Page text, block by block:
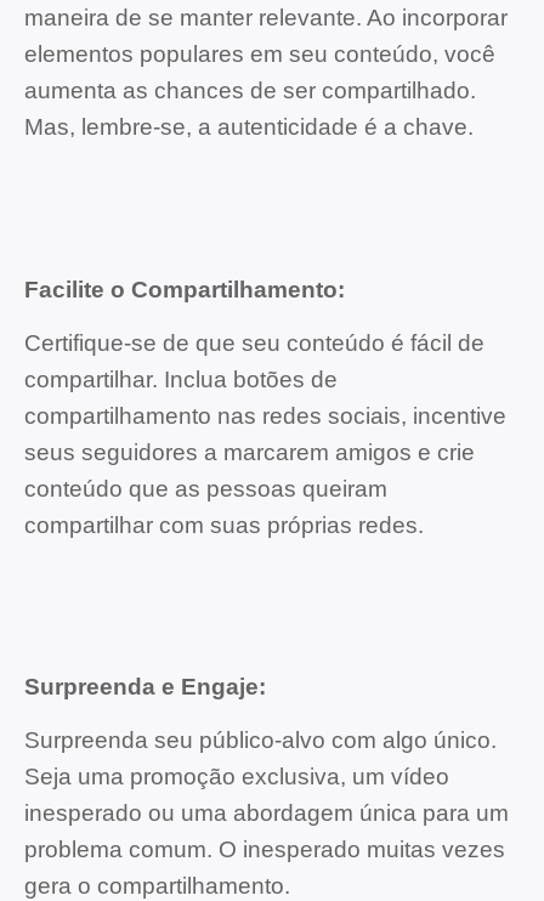
maneira de se manter relevante. Ao incorporar
elementos populares em seu conteúdo, você
aumenta as chances de ser compartilhado.
Mas, lembre-se, a autenticidade é a chave.
Facilite o Compartilhamento:
Certifique-se de que seu conteúdo é fácil de
compartilhar. Inclua botões de
compartilhamento nas redes sociais, incentive
seus seguidores a marcarem amigos e crie
conteúdo que as pessoas queiram
compartilhar com suas próprias redes.
Surpreenda e Engaje:
Surpreenda seu público-alvo com algo único.
Seja uma promoção exclusiva, um vídeo
inesperado ou uma abordagem única para um
problema comum. O inesperado muitas vezes
gera o compartilhamento.